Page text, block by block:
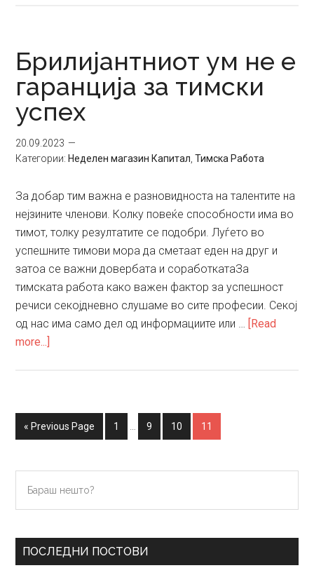
Брилијантниот ум не е
гаранција за тимски
успех
20.09.2023
Категории: Неделен магазин Капитал ,Тимска Работа
За добар тим важна е разновидноста на талентите на
нејзините членови. Колку повеќе способности има во
тимот, толку резултатите се подобри. Луѓето во
успешните тимови мора да сметаат еден на друг и
затоа се важни довербата и соработкатаЗа
тимската работа како важен фактор за успешност
речиси секојдневно слушаме во сите професии. Секој
од нас има само дел од информациите или … [Read
more...]
е
гаранција
тимски
успех
« Go
to
Previous Page
Go
to
1
Interim
Go
to
9
Go
to
10
Go
to
11
Primary
Sidebar
нешто?
ПОСЛЕДНИ ПОСТОВИ